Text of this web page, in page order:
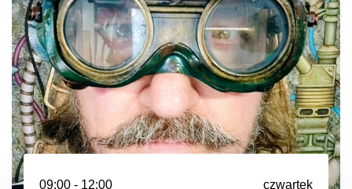
09:00 - 12:00 czwartek